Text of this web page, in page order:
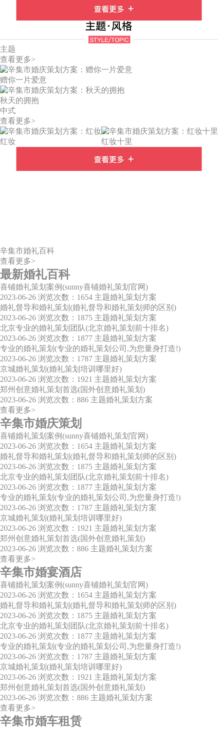
主题
查看更多>
赠你一片爱意
秋天的拥抱
中式
查看更多>
红妆 红妆十里
辛集市婚礼百科
查看更多>
最新婚礼百科
喜铺婚礼策划案例(sunny喜铺婚礼策划官网)
2023-06-26 浏览次数：1654 主题婚礼策划方案
婚礼督导和婚礼策划(婚礼督导和婚礼策划师的区别)
2023-06-26 浏览次数：1875 主题婚礼策划方案
北京专业的婚礼策划团队(北京婚礼策划前十排名)
2023-06-26 浏览次数：1877 主题婚礼策划方案
专业的婚礼策划(专业的婚礼策划公司,为您量身打造!)
2023-06-26 浏览次数：1787 主题婚礼策划方案
京城婚礼策划(婚礼策划培训哪里好)
2023-06-26 浏览次数：1921 主题婚礼策划方案
郑州创意婚礼策划首选(国外创意婚礼策划)
2023-06-26 浏览次数：886 主题婚礼策划方案
查看更多>
辛集市婚庆策划
喜铺婚礼策划案例(sunny喜铺婚礼策划官网)
2023-06-26 浏览次数：1654 主题婚礼策划方案
婚礼督导和婚礼策划(婚礼督导和婚礼策划师的区别)
2023-06-26 浏览次数：1875 主题婚礼策划方案
北京专业的婚礼策划团队(北京婚礼策划前十排名)
2023-06-26 浏览次数：1877 主题婚礼策划方案
专业的婚礼策划(专业的婚礼策划公司,为您量身打造!)
2023-06-26 浏览次数：1787 主题婚礼策划方案
京城婚礼策划(婚礼策划培训哪里好)
2023-06-26 浏览次数：1921 主题婚礼策划方案
郑州创意婚礼策划首选(国外创意婚礼策划)
2023-06-26 浏览次数：886 主题婚礼策划方案
查看更多>
辛集市婚宴酒店
喜铺婚礼策划案例(sunny喜铺婚礼策划官网)
2023-06-26 浏览次数：1654 主题婚礼策划方案
婚礼督导和婚礼策划(婚礼督导和婚礼策划师的区别)
2023-06-26 浏览次数：1875 主题婚礼策划方案
北京专业的婚礼策划团队(北京婚礼策划前十排名)
2023-06-26 浏览次数：1877 主题婚礼策划方案
专业的婚礼策划(专业的婚礼策划公司,为您量身打造!)
2023-06-26 浏览次数：1787 主题婚礼策划方案
京城婚礼策划(婚礼策划培训哪里好)
2023-06-26 浏览次数：1921 主题婚礼策划方案
郑州创意婚礼策划首选(国外创意婚礼策划)
2023-06-26 浏览次数：886 主题婚礼策划方案
查看更多>
辛集市婚车租赁